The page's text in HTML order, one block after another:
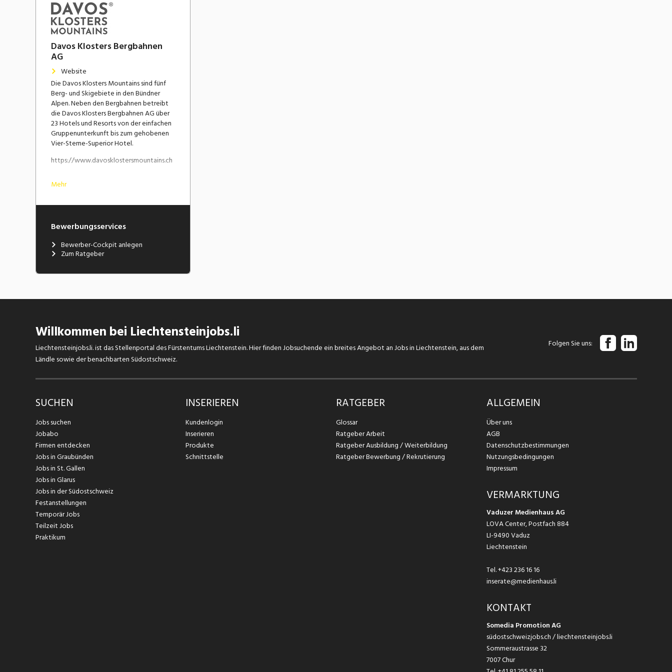
Davos Klosters Bergbahnen
AG
Website
Die Davos Klosters Mountains sind fünf
Berg- und Skigebiete in den Bündner
Alpen. Neben den Bergbahnen betreibt
die Davos Klosters Bergbahnen AG über
23 Hotels und Resorts von der einfachen
Gruppenunterkunft bis zum gehobenen
Vier-Sterne-Superior Hotel.
https://www.davosklostersmountains.ch
Mehr
Bewerbungsservices
Bewerber-Cockpit anlegen
Zum Ratgeber
Willkommen bei Liechtensteinjobs.li
Liechtensteinjobs.li. ist das Stellenportal des Fürstentums Liechtenstein. Hier finden Jobsuchende ein breites Angebot an Jobs in Liechtenstein, aus dem
Ländle sowie der benachbarten Südostschweiz.
Folgen Sie uns
SUCHEN
Jobs suchen
Jobabo
Firmen entdecken
Jobs in Graubünden
Jobs in St. Gallen
Jobs in Glarus
Jobs in der Südostschweiz
Festanstellungen
Temporär Jobs
Teilzeit Jobs
Praktikum
INSERIEREN
Kundenlogin
Inserieren
Produkte
Schnittstelle
RATGEBER
Glossar
Ratgeber Arbeit
Ratgeber Ausbildung / Weiterbildung
Ratgeber Bewerbung / Rekrutierung
ALLGEMEIN
Über uns
AGB
Datenschutzbestimmungen
Nutzungsbedingungen
Impressum
VERMARKTUNG
Vaduzer Medienhaus AG
LOVA Center, Postfach 884
LI-9490 Vaduz
Liechtenstein
Tel.+423 236 16 16
inserate@medienhaus.li
KONTAKT
Somedia Promotion AG
südostschweizjobs.ch / liechtensteinjobs.li
Sommeraustrasse 32
7007 Chur